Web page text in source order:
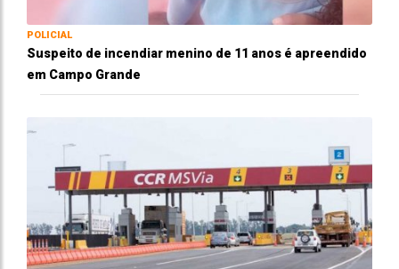
POLICIAL
Suspeito de incendiar menino de 11 anos é apreendido
em Campo Grande